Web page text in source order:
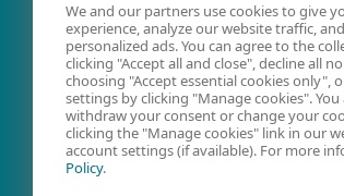
Kasutusjuhendid
We and our partners use cookies to give
experience, analyze our website traffic,
personalized ads. You can agree to the
clicking "Accept all and close", decline all
choosing "Accept essential cookies only",
settings by clicking "Manage cookies".
withdraw your consent or change your
clicking the "Manage cookies" link in our
account settings (if available). For more
Policy.